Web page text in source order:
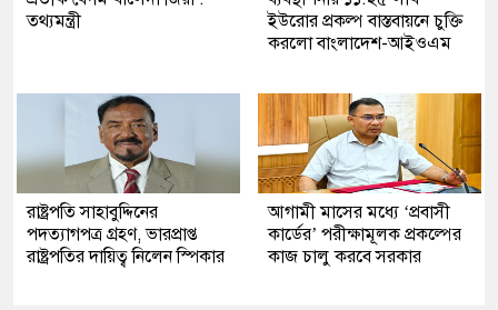
তথ্যমন্ত্রী
ইউরোর প্রকল্প বাস্তবায়নে চুক্তি
করলো বাংলাদেশ-আইওএম
রাষ্ট্রপতি সাহাবুদ্দিনের
পদত্যাগপত্র গ্রহণ, ভারপ্রাপ্ত
রাষ্ট্রপতির দায়িত্ব নিলেন স্পিকার
আগামী মাসের মধ্যে ‘প্রবাসী
কার্ডের’ পরীক্ষামূলক প্রকল্পের
কাজ চালু করবে সরকার